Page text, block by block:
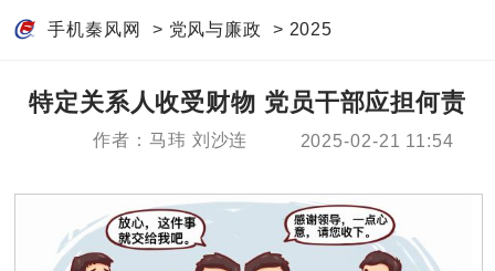
手机秦风网 > 党风与廉政 > 2025
特定关系人收受财物 党员干部应担何责
作者：马玮 刘沙连 2025-02-21 11:54